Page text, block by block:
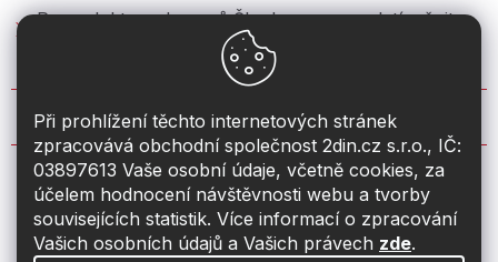
Při prohlížení těchto internetových stránek
zpracovává obchodní společnost 2din.cz s.r.o., IČ:
03897613 Vaše osobní údaje, včetně cookies, za
účelem hodnocení návštěvnosti webu a tvorby
souvisejících statistik. Více informací o zpracování
Vašich osobních údajů a Vašich právech zde.
Reproduktory do vozů Škoda: co se vyplatí měnit u
Fabie, Octavie a Superbu?
KONTAKT
info@2din.cz
774 19 55 33